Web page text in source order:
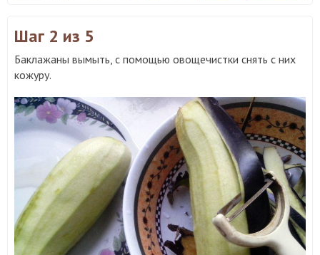
Шаг 2 из 5
Баклажаны вымыть, с помощью овощечистки снять с них
кожуру.